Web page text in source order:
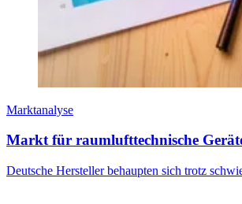
Marktanalyse
Markt für raumlufttechnische
Deutsche Hersteller behaupten sich trotz